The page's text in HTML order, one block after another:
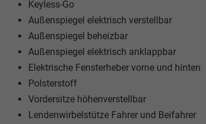
Keyless-Go
Außenspiegel elektrisch verstellbar
Außenspiegel beheizbar
Außenspiegel elektrisch anklappbar
Elektrische Fensterheber vorne und hinten
Polsterstoff
Vordersitze höhenverstellbar
Lendenwirbelstütze Fahrer und Beifahrer